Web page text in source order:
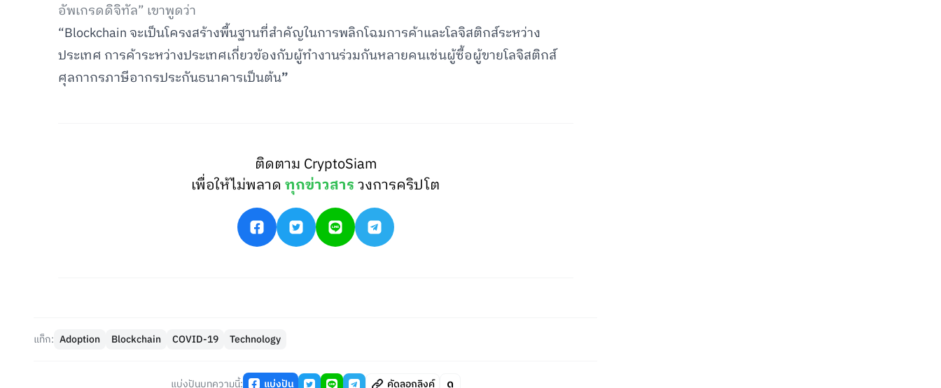
อัพเกรดดิจิทัล” เขาพูดว่า
“Blockchain จะเป็นโครงสร้างพื้นฐานที่สำคัญในการพลิกโฉมการค้าและโลจิสติกส์ระหว่าง
ประเทศ การค้าระหว่างประเทศเกี่ยวข้องกับผู้ทำงานร่วมกันหลายคนเช่นผู้ซื้อผู้ขายโลจิสติกส์
ศุลกากรภาษีอากรประกันธนาคารเป็นต้น”
ติดตาม CryptoSiam
เพื่อให้ไม่พลาดทุกข่าวสารวงการคริปโต
แท็ก: Adoption Blockchain COVID-19 Technology
แบ่งปันบทความนี้: แบ่งปัน คัดลอกลิงค์